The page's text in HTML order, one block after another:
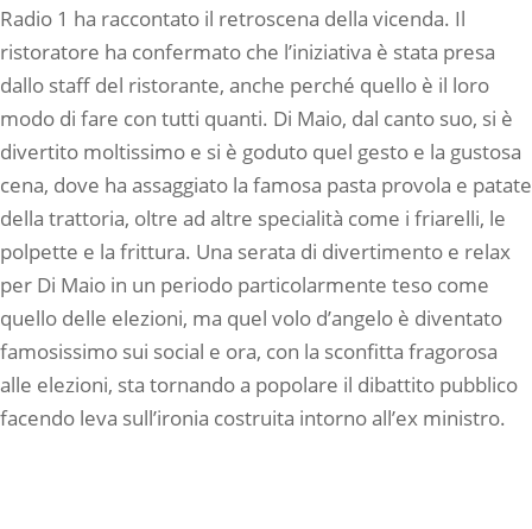
Radio 1 ha raccontato il retroscena della vicenda. Il
ristoratore ha confermato che l’iniziativa è stata presa
dallo staff del ristorante, anche perché quello è il loro
modo di fare con tutti quanti. Di Maio, dal canto suo, si è
divertito moltissimo e si è goduto quel gesto e la gustosa
cena, dove ha assaggiato la famosa pasta provola e patate
della trattoria, oltre ad altre specialità come i friarelli, le
polpette e la frittura. Una serata di divertimento e relax
per Di Maio in un periodo particolarmente teso come
quello delle elezioni, ma quel volo d’angelo è diventato
famosissimo sui social e ora, con la sconfitta fragorosa
alle elezioni, sta tornando a popolare il dibattito pubblico
facendo leva sull’ironia costruita intorno all’ex ministro.